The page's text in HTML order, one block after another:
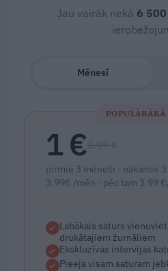
Jau vairāk nekā 6 500
Mēnesī
1 €
pirmie 3 mēneši · nākamie
3.99€ /mēn · pēc tam 3.99
Labākais saturs
drukātajiem žurnāliem
Ekskluzīvas intervijas
Pieeja visam saturam